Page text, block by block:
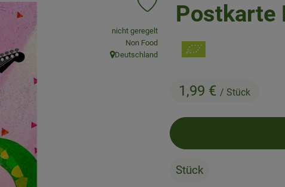
Postkarte
1,99 € / Stück
Produkt zu Favouriten hinzufügen
, Verband:
nicht geregelt
, Kontrollstelle:
Non Food
, Herkunft:
Deutschland
Stück